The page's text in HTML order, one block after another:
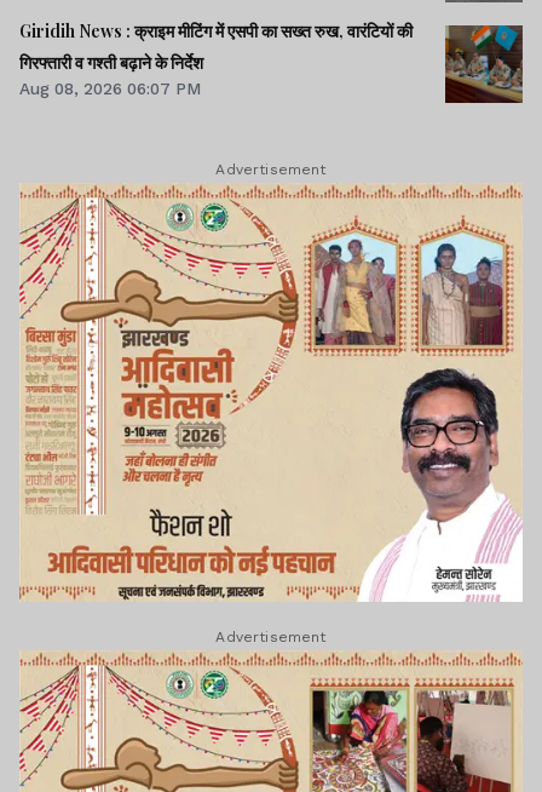
Giridih News : क्राइम मीटिंग में एसपी का सख्त रुख, वारंटियों की
गिरफ्तारी व गश्ती बढ़ाने के निर्देश
Aug 08, 2026 06:07 PM
Advertisement
Advertisement